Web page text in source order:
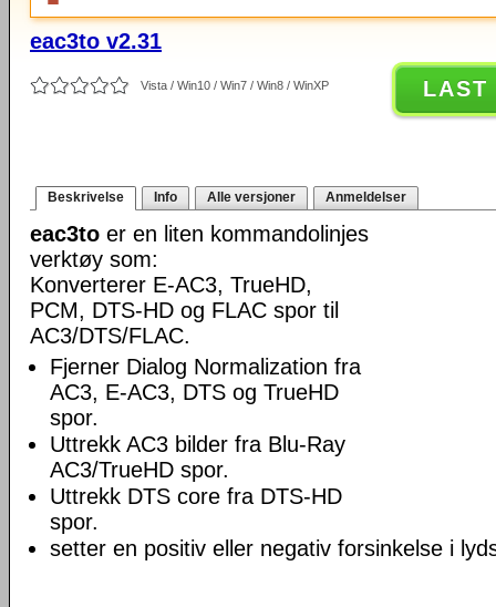
eac3to v2.31
Vista / Win10 / Win7 / Win8 / WinXP LAST
Beskrivelse Info Alle versjoner Anmeldelser
eac3to er en liten kommandolinjes
verktøy som:
Konverterer E-AC3, TrueHD,
PCM, DTS-HD og FLAC spor til
AC3/DTS/FLAC.
Fjerner Dialog Normalization fra
AC3, E-AC3, DTS og TrueHD
spor.
Uttrekk AC3 bilder fra Blu-Ray
AC3/TrueHD spor.
Uttrekk DTS core fra DTS-HD
spor.
setter en positiv eller negativ forsinkelse i